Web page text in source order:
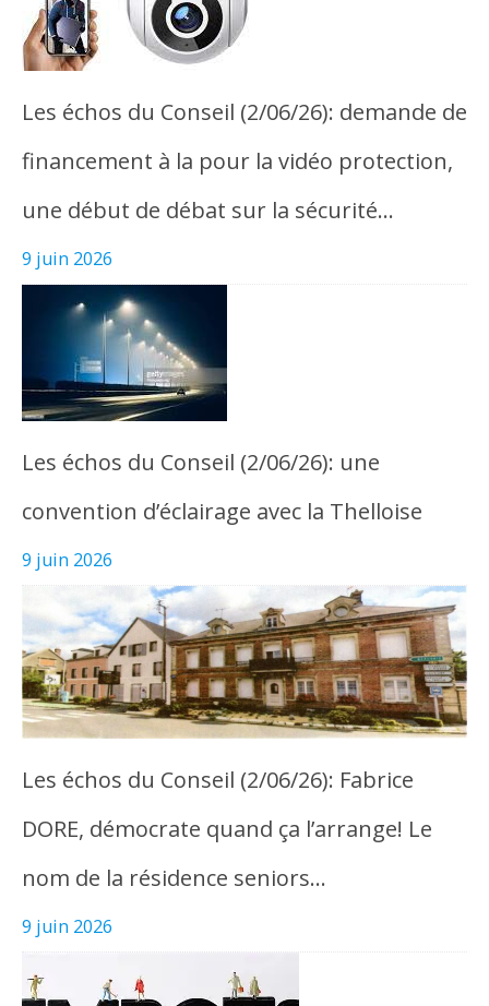
Les échos du Conseil (2/06/26): demande de
financement à la pour la vidéo protection,
une début de débat sur la sécurité…
9 juin 2026
Les échos du Conseil (2/06/26): une
convention d’éclairage avec la Thelloise
9 juin 2026
Les échos du Conseil (2/06/26): Fabrice
DORE, démocrate quand ça l’arrange! Le
nom de la résidence seniors…
9 juin 2026